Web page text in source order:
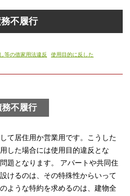
不履行
等の借家用法違反 使用目的に反した
不履行
て居住用か営業用です。こうした
した場合には使用目的違反とな
題となります。 アパートや共同住
けるのは、その特殊性からいって
ような特約を求めるのは、建物全